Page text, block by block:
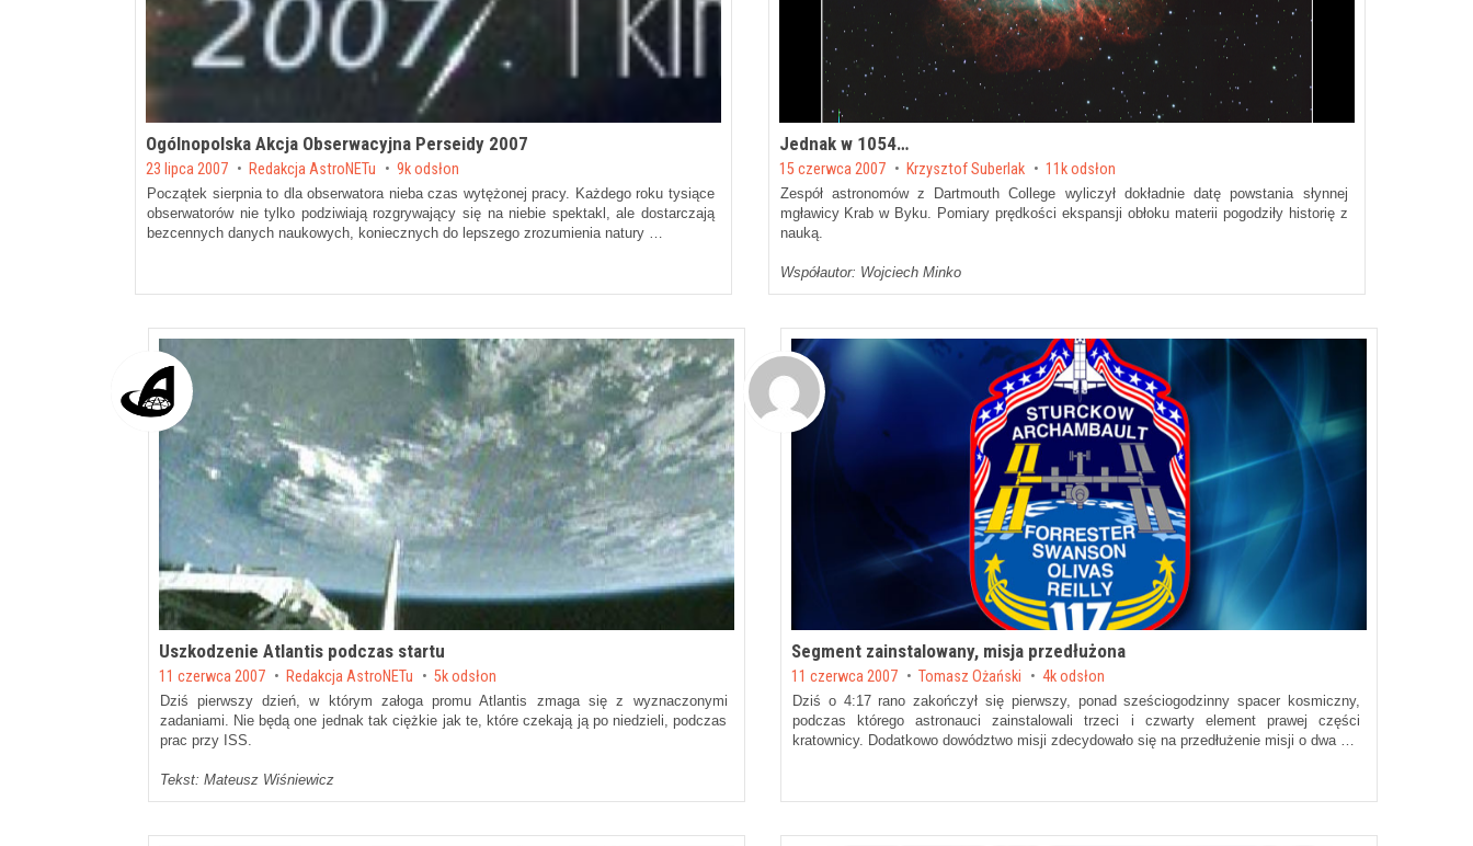
Ogólnopolska Akcja Obserwacyjna Perseidy 2007
Posted on
23 lipca 2007 by Redakcja AstroNETu 9k odsłon
Początek sierpnia to dla obserwatora nieba czas wytężonej pracy. Każdego roku tysiące
obserwatorów nie tylko podziwiają rozgrywający się na niebie spektakl, ale dostarczają
bezcennych danych naukowych, koniecznych do lepszego zrozumienia natury …
Jednak w 1054…
Posted on
15 czerwca 2007 by Krzysztof Suberlak 11k odsłon
Zespół astronomów z Dartmouth College wyliczył dokładnie datę powstania słynnej
mgławicyKrab w Byku. Pomiary prędkości ekspansji obłoku materii pogodziły historię z
nauką.
Współautor: Wojciech Minko
Uszkodzenie Atlantis podczas startu
Posted on
11 czerwca 2007 by Redakcja AstroNETu 5k odsłon
Dziś pierwszy dzień, w którym załoga promu Atlantis zmaga się z wyznaczonymi
zadaniami. Nie będą one jednak tak ciężkie jak te, które czekają ją po niedzieli, podczas
prac przy ISS.
Tekst: Mateusz Wiśniewicz
Segment zainstalowany, misja przedłużona
Posted on
11 czerwca 2007 byTomasz Ożański 4k odsłon
Dziś o 4:17 rano zakończył się pierwszy, ponad sześciogodzinny spacer kosmiczny,
podczas którego astronauci zainstalowali trzeci i czwarty element prawej części
kratownicy. Dodatkowo dowództwo misji zdecydowało się na przedłużenie misji o dwa …